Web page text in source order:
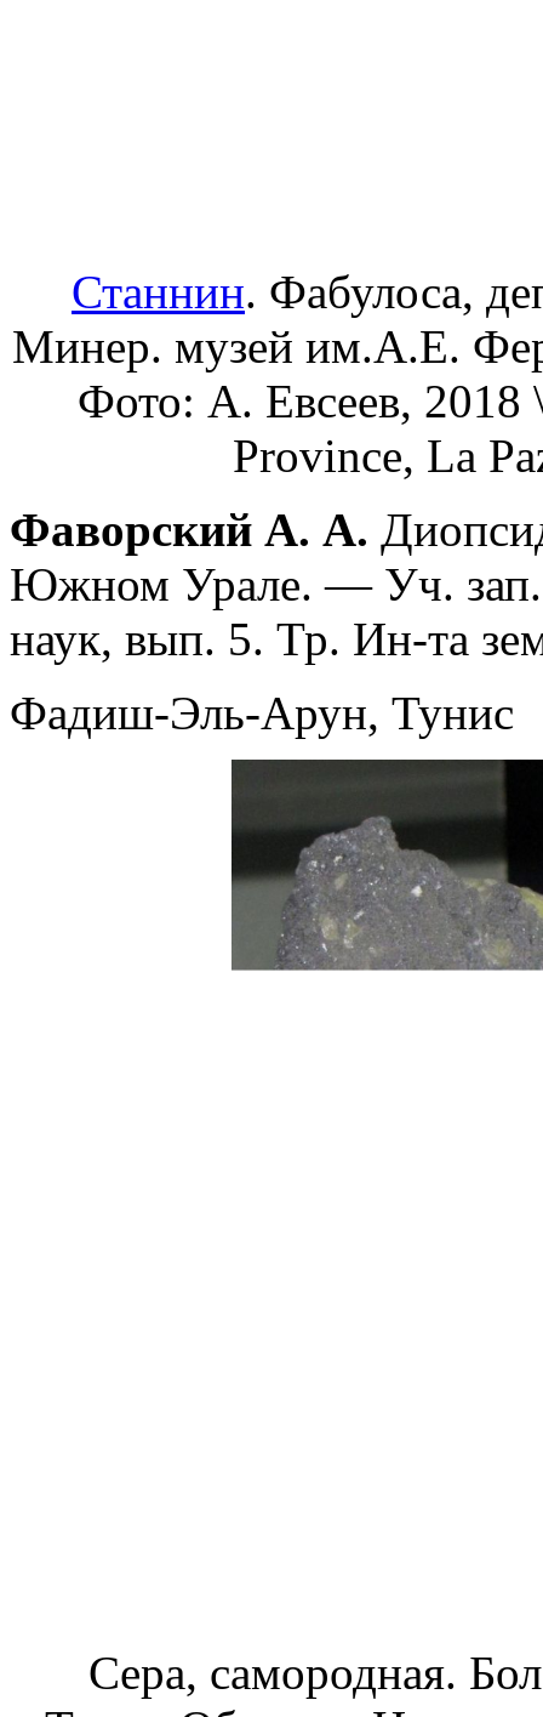
Станнин. Фабулоса,
Минер. музей им.А.Е.
Фото: А. Евсеев, 2018
Province, La
Фаворский А. А.
Южном Урале. — Уч. зап.
наук, вып. 5. Тр. Ин-та
Фадиш-Эль-Арун, Тунис
Cера, самородная.